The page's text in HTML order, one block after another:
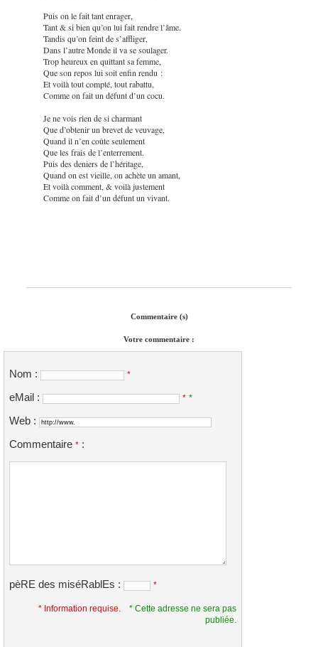
Puis on le fait tant enrager,
Tant & si bien qu’on lui fait rendre l’âme.
Tandis qu’on feint de s’affliger,
Dans l’autre Monde il va se soulager.
Trop heureux en quittant sa femme,
Que son repos lui soit enfin rendu :
Et voilà tout compté, tout rabattu,
Comme on fait un défunt d’un cocu.
Je ne vois rien de si charmant
Que d’obtenir un brevet de veuvage,
Quand il n’en coûte seulement
Que les frais de l’enterrement.
Puis des deniers de l’héritage,
Quand on est vieille, on achète un amant,
Et voilà comment, & voilà justement
Comme on fait d’un défunt un vivant.
Commentaire (s)
Votre commentaire :
Nom : *
eMail : * *
Web :
Commentaire * :
pèRE des miséRablEs : *
* Information requise.
* Cette adresse ne sera pas
publiée.